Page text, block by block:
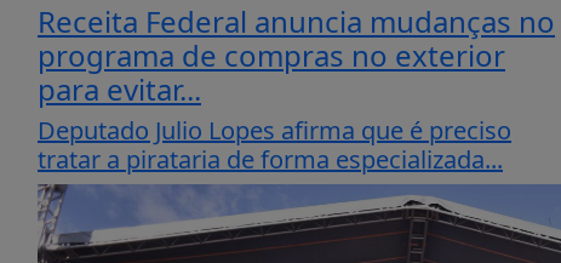
Receita Federal anuncia mudanças no
programa de compras no exterior
para evitar...
Deputado Julio Lopes afirma que é preciso
tratar a pirataria de forma especializada...